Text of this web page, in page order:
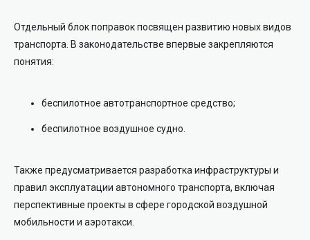
Отдельный блок поправок посвящен развитию новых видов
транспорта. В законодательстве впервые закрепляются
понятия:
беспилотное автотранспортное средство;
беспилотное воздушное судно.
Также предусматривается разработка инфраструктуры и
правил эксплуатации автономного транспорта, включая
перспективные проекты в сфере городской воздушной
мобильности и аэротакси.